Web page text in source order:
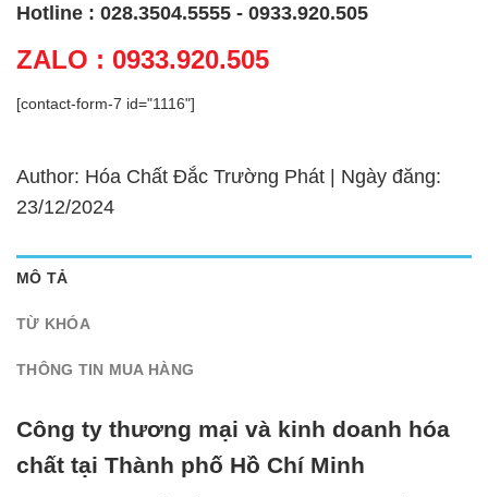
Hotline : 028.3504.5555 - 0933.920.505
ZALO : 0933.920.505
[contact-form-7 id="1116"]
Author: Hóa Chất Đắc Trường Phát | Ngày đăng:
23/12/2024
MÔ TẢ
TỪ KHÓA
THÔNG TIN MUA HÀNG
Công ty thương mại và kinh doanh hóa
chất tại Thành phố Hồ Chí Minh